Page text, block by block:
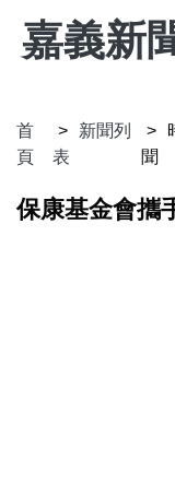
嘉義新
首
頁
新聞列
表
聞
保康基金會攜